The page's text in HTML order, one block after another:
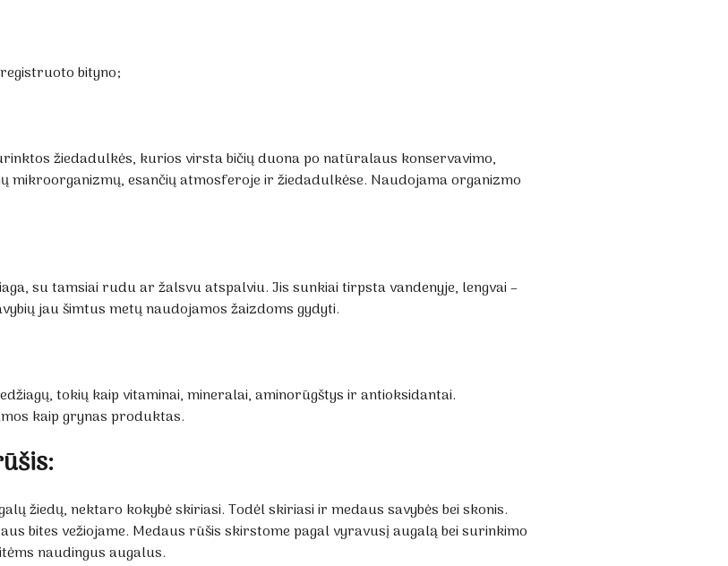
registruoto bityno;
žiedadulkės, kurios virsta bičių duona po natūralaus konservavimo,
mikroorganizmų, esančių atmosferoje ir žiedadulkėse. Naudojama organizmo
su tamsiai rudu ar žalsvu atspalviu. Jis sunkiai tirpsta vandenyje, lengvai –
jau šimtus metų naudojamos žaizdoms gydyti.
tokių kaip vitaminai, mineralai, aminorūgštys ir antioksidantai.
kaip grynas produktas.
žiedų, nektaro kokybė skiriasi. Todėl skiriasi ir medaus savybės bei skonis.
bites vežiojame. Medaus rūšis skirstome pagal vyravusį augalą bei surinkimo
naudingus augalus.